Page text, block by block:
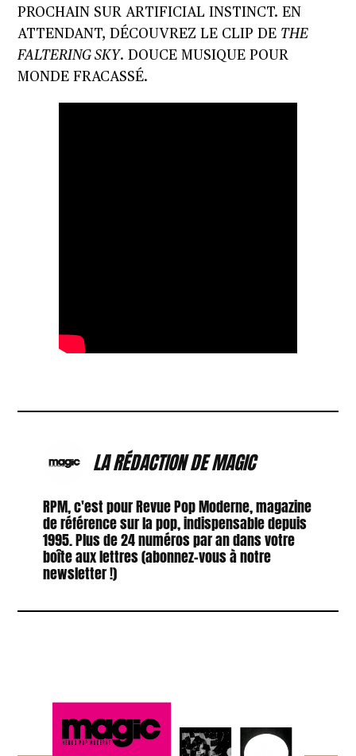
PROCHAIN SUR ARTIFICIAL INSTINCT. EN
ATTENDANT, DÉCOUVREZ LE CLIP DE THE
FALTERING SKY. DOUCE MUSIQUE POUR
MONDE FRACASSÉ.
LA RÉDACTION DE MAGIC
RPM, c'est pour Revue Pop Moderne, magazine
de référence sur la pop, indispensable depuis
1995. Plus de 24 numéros par an dans votre
boîte aux lettres (abonnez-vous à notre
newsletter !)